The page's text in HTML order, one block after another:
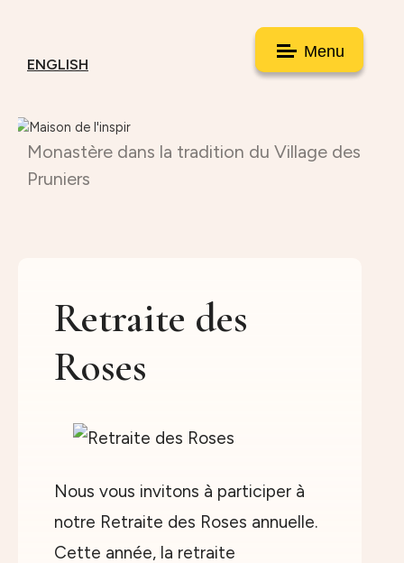
Menu
ENGLISH
Monastère dans la tradition du Village des
Pruniers
Retraite des
Roses
Nous vous invitons à participer à
notre Retraite des Roses annuelle.
Cette année, la retraite